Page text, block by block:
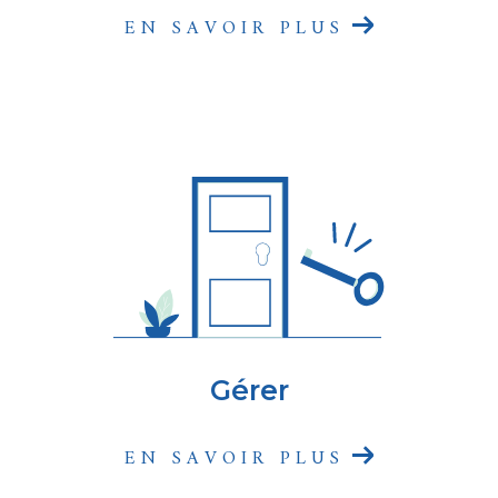
Paris 19. Notre équipe se tient à votre
expertise reconnue et d'un service de qualité
pour tous vos besoins immobiliers.
SYCOGEST Immobilier, au coeur et acteur
du marché de l'Immobilier !
EN SAVOIR PLUS
Gérer
EN SAVOIR PLUS